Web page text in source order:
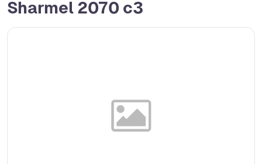
Sharmel 2070 c3